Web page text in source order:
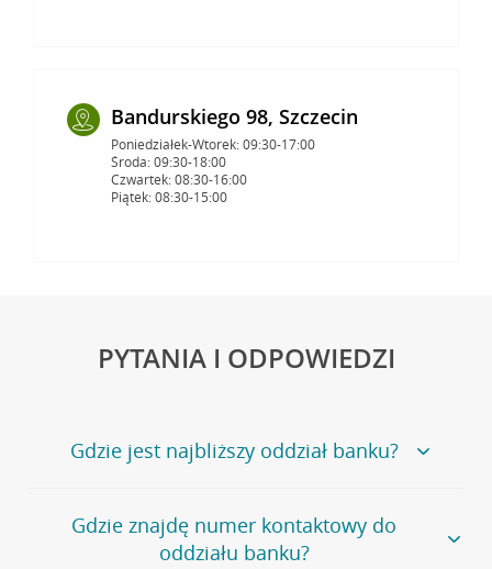
Bandurskiego 98, Szczecin
Poniedziałek-Wtorek: 09:30-17:00
Środa: 09:30-18:00
Czwartek: 08:30-16:00
Piątek: 08:30-15:00
PYTANIA I ODPOWIEDZI
Gdzie jest najbliższy oddział banku?
Jeśli szukasz oddziału naszego banku, zapraszamy na
stronęPlacówki i bankomaty, na której znajduje się
wygodna wyszukiwarka.
Gdzie znajdę numer kontaktowy do
oddziału banku?